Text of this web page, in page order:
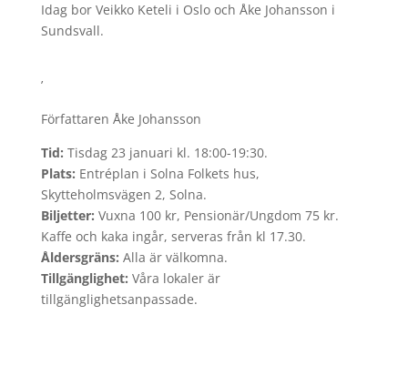
Idag bor Veikko Keteli i Oslo och Åke Johansson i
Sundsvall.
’
Författaren Åke Johansson
Tid: Tisdag 23 januari kl. 18:00-19:30.
Plats: Entréplan i Solna Folkets hus,
Skytteholmsvägen 2, Solna.
Biljetter: Vuxna 100 kr, Pensionär/Ungdom 75 kr.
Kaffe och kaka ingår, serveras från kl 17.30.
Åldersgräns: Alla är välkomna.
Tillgänglighet: Våra lokaler är
tillgänglighetsanpassade.